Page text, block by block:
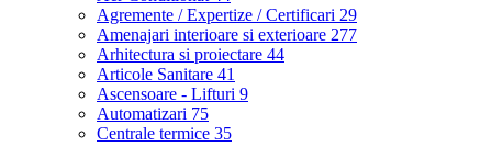
Agremente / Expertize / Certificari 29
Amenajari interioare si exterioare 277
Arhitectura si proiectare 44
Articole Sanitare 41
Ascensoare - Lifturi 9
Automatizari 75
Centrale termice 35